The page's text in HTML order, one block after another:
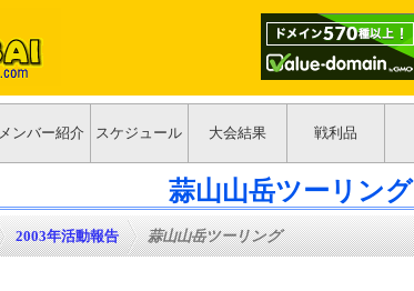
メンバー紹介 スケジュール 大会結果 戦利品
蒜山山岳ツーリング
>2003年活動報告 >蒜山山岳ツーリング